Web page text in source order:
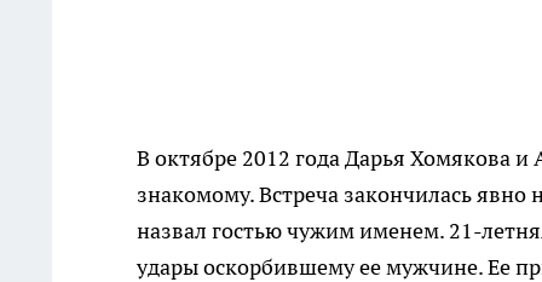
В октябре 2012 года Дарья Хомякова
знакомому. Встреча закончилась явно
назвал гостью чужим именем. 21-
удары оскорбившему ее мужчине. Ее